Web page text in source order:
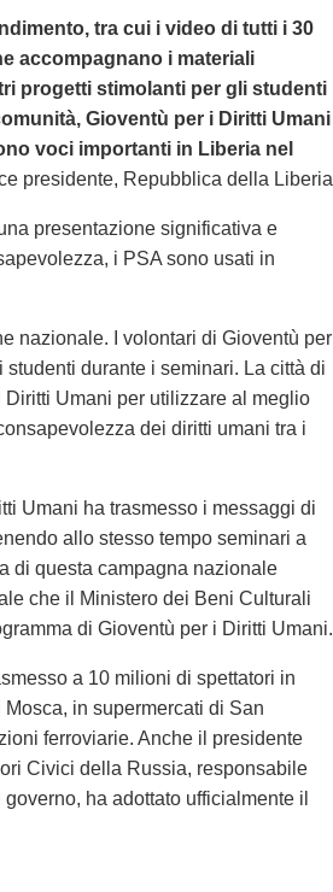
tra cui i video di tutti i 30
accompagnano i materiali
progetti stimolanti per gli studenti
Gioventù per i Diritti Umani
voci importanti in Liberia nel
presidente, Repubblica della Liberia
presentazione significativa e
i PSA sono usati in
nazionale. I volontari di Gioventù per
durante i seminari. La città di
Umani per utilizzare al meglio
dei diritti umani tra i
Umani ha trasmesso i messaggi di
allo stesso tempo seminari a
di questa campagna nazionale
che il Ministero dei Beni Culturali
di Gioventù per i Diritti Umani.
a 10 milioni di spettatori in
in supermercati di San
ferroviarie. Anche il presidente
Civici della Russia, responsabile
ha adottato ufficialmente il